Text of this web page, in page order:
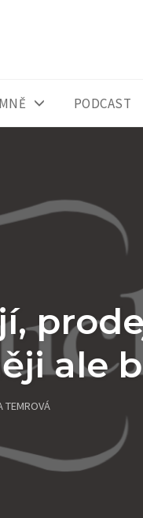
PODCAST
ale
TEMROVÁ